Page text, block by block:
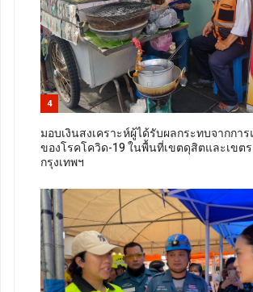
4
มอบเงินสงเคราะห์ผู้ได้รับผลกระทบจากกา
ของโรคโควิด-19 ในพื้นที่เขตดุสิตและเขต
กรุงเทพฯ